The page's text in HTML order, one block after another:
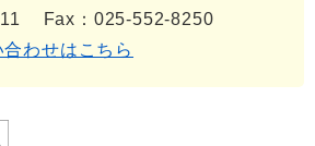
Fax：025-552-8250
わせはこちら